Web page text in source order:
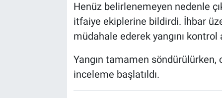
Henüz belirlenemeyen nedenle
itfaiye ekiplerine bildirdi. İhbar
müdahale ederek yangını kontrol
Yangın tamamen söndürülürken,
inceleme başlatıldı.